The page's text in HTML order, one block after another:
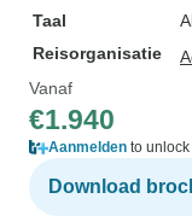
Taal
Reisorganisatie
Vanaf
€1.940
Aanmelden to
Download